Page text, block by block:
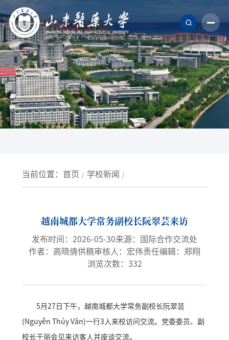
当前位置： 首页 学校新闻
越南城都大学常务副校长阮翠芸来访
发布时间：2026-05-30来源：国际合作交流处
作者：高晓倩供稿审核人：宏伟责任编辑：郑翔
浏览次数： 332
5月27日下午，越南城都大学常务副校长阮翠芸
(Nguyễn Thúy Vân)一行3人来校访问交流。党委委员、副
校长于丽会见来访客人并座谈交流。